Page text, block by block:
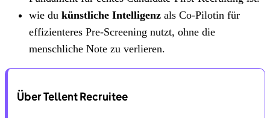
wie du künstliche Intelligenz als Co-Pilotin für
effizienteres Pre-Screening nutzt, ohne die
menschliche Note zu verlieren.
Über Tellent Recruitee